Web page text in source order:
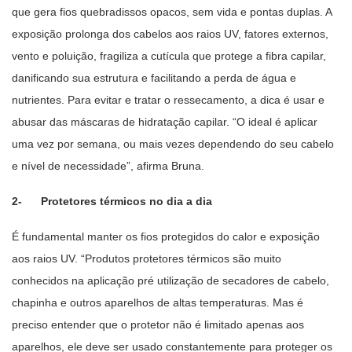
que gera fios quebradissos opacos, sem vida e pontas duplas. A
exposição prolonga dos cabelos aos raios UV, fatores externos,
vento e poluição, fragiliza a cutícula que protege a fibra capilar,
danificando sua estrutura e facilitando a perda de água e
nutrientes. Para evitar e tratar o ressecamento, a dica é usar e
abusar das máscaras de hidratação capilar. “O ideal é aplicar
uma vez por semana, ou mais vezes dependendo do seu cabelo
e nível de necessidade”, afirma Bruna.
2- Protetores térmicos no dia a dia
É fundamental manter os fios protegidos do calor e exposição
aos raios UV. “Produtos protetores térmicos são muito
conhecidos na aplicação pré utilização de secadores de cabelo,
chapinha e outros aparelhos de altas temperaturas. Mas é
preciso entender que o protetor não é limitado apenas aos
aparelhos, ele deve ser usado constantemente para proteger os